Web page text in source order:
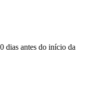
dias antes do início da